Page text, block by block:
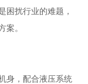
困扰行业的难题，
案。
身，配合液压系统